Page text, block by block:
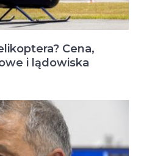
Cena,
i lądowiska